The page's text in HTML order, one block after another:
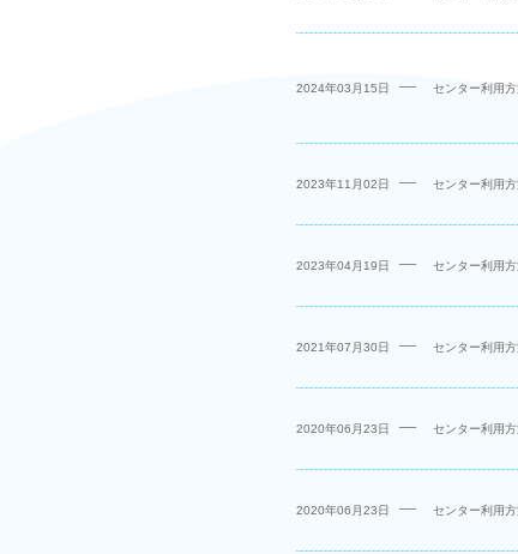
2024年03月15日 センター利用
2023年11月02日 センター利用
2023年04月19日 センター利用
2021年07月30日 センター利用
2020年06月23日 センター利用
2020年06月23日 センター利用